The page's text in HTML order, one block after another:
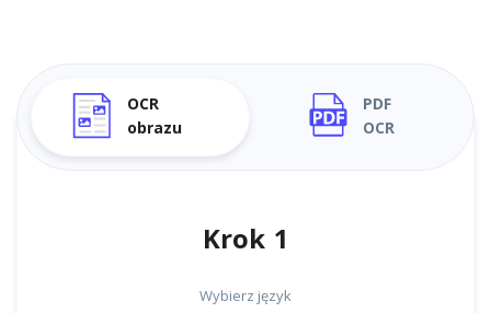
OCR
obrazu
PDF
OCR
Krok 1
Wybierz język